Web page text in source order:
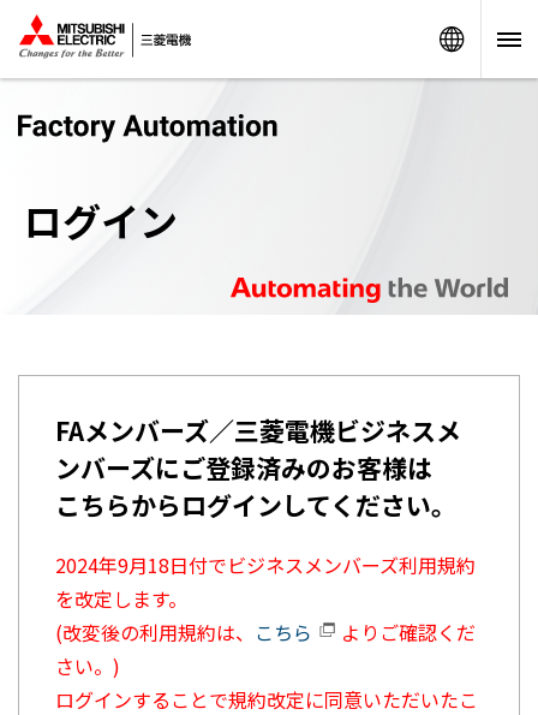
ログイン
FAメンバーズ／三菱電機ビジネスメ
ンバーズにご登録済みのお客様は
こちらからログインしてください。
2024年9月18日付でビジネスメンバーズ利用規約
を改定します。
(改変後の利用規約は、 こちら
よりご確認くだ
さい。)
ログインすることで規約改定に同意いただいたこ